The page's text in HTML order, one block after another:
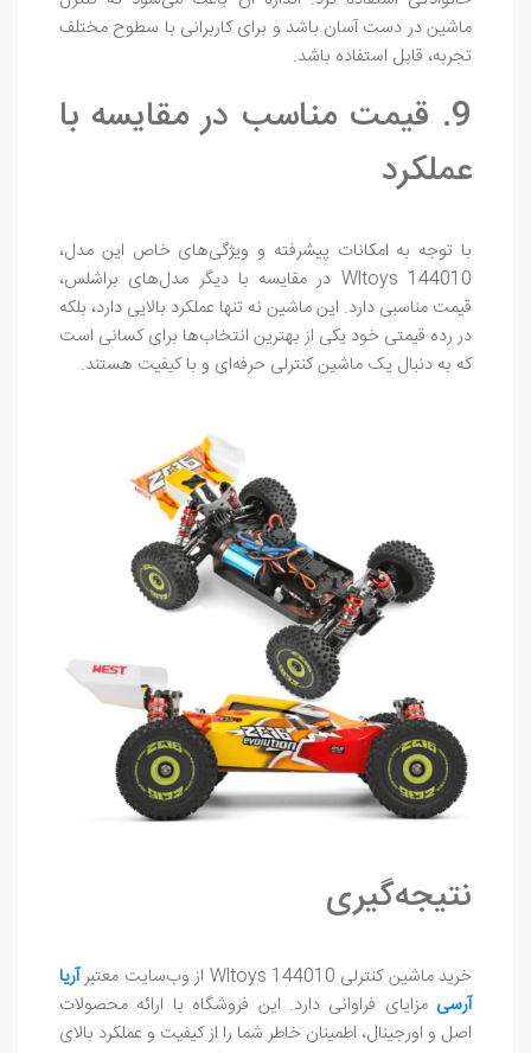
ماشین در دست آسان باشد و برای کاربرانی با سطوح مختلف
تجربه، قابل استفاده باشد.
9. قیمت مناسب در مقایسه با
عملکرد
با توجه به امکانات پیشرفته و ویژگی‌های خاص این مدل،
Wltoys 144010 در مقایسه با دیگر مدل‌های براشلس،
قیمت مناسبی دارد. این ماشین نه تنها عملکرد بالایی دارد، بلکه
در رده قیمتی خود یکی از بهترین انتخاب‌ها برای کسانی است
که به دنبال یک ماشین کنترلی حرفه‌ای و با کیفیت هستند.
نتیجه‌گیری
خرید ماشین کنترلی Wltoys 144010 از وب‌سایت معتبر
آریا
آرسی مزایای فراوانی دارد. این فروشگاه با ارائه محصولات
اصل و اورجینال، اطمینان خاطر شما را از کیفیت و عملکرد بالای